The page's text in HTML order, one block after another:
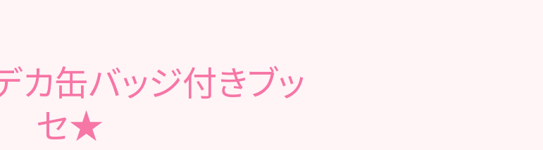
カ缶バッジ付きブッ
セ★